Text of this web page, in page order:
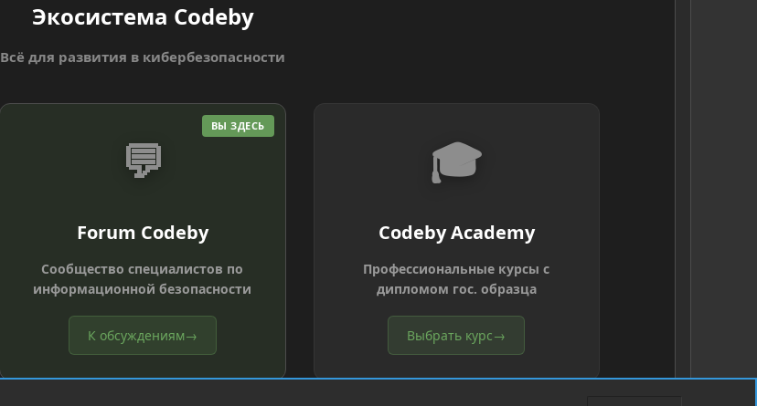
Экосистема Codeby
Всё для развития в кибербезопасности
ВЫ ЗДЕСЬ
💬
Forum Codeby
Сообщество специалистов по
информационной безопасности
К обсуждениям→
🎓
Codeby Academy
Профессиональные курсы с
дипломом гос. образца
Выбрать курс→